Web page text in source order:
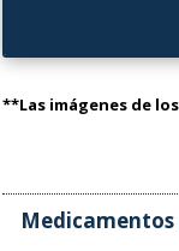
**Las imágenes de
Medicamentos